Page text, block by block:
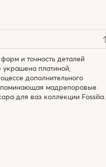
и точность деталей
платиной,
дополнительного
мадрепоровые
для ваз коллекции Fossilia.